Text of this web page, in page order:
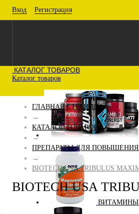
Вход Регистрация
КАТАЛОГ ТОВАРОВ
Каталог товаров
ГЛАВНАЯ СТРАНИЦА
→
КАТАЛОГ ТОВАРОВ
→
ПРЕПАРАТЫ ДЛЯ
→
BIOTECH USA TRIBULUS
BIOTECH USA